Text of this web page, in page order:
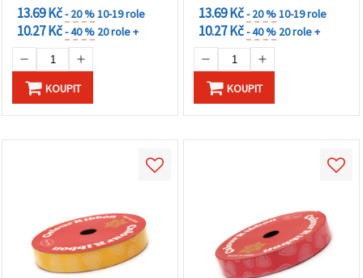
13.69 Kč- 20 %10-19 role
10.27 Kč- 40 % 20 role +
KOUPIT
13.69 Kč- 20 %10-19 role
10.27 Kč- 40 % 20 role +
KOUPIT